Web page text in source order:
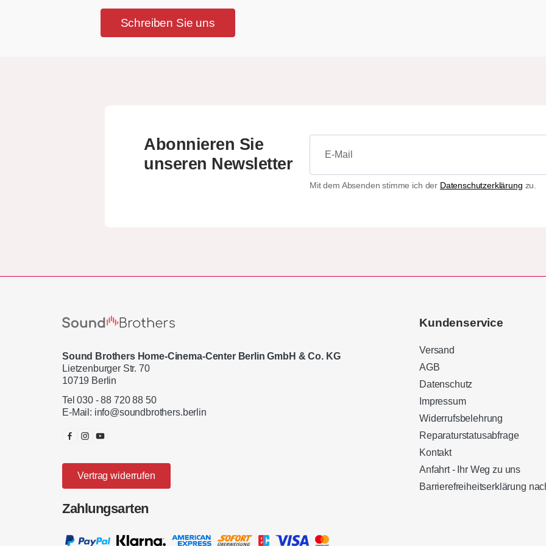
Schreiben Sie uns
Abonnieren Sie
unseren Newsletter
Mit dem Absenden stimme ich der Datenschutzerklärung zu.
Sound Brothers Home-Cinema-Center Berlin GmbH & Co. KG
Lietzenburger Str. 70
10719 Berlin
Tel 030 - 88 720 88 50
E-Mail: info@soundbrothers.berlin
Vertrag widerrufen
Zahlungsarten
Kundenservice
Versand
AGB
Datenschutz
Impressum
Widerrufsbelehrung
Reparaturstatusabfrage
Kontakt
Anfahrt - Ihr Weg zu uns
Barrierefreiheitserklärung